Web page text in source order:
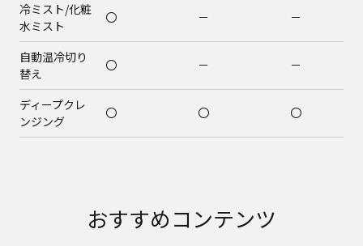
冷ミスト/化粧
水ミスト
〇 － －
自動温冷切り
替え
〇 － －
ディープクレ
ンジング
〇 〇 〇
おすすめコンテンツ